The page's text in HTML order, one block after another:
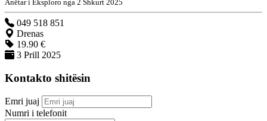
Anëtar i Eksploro nga 2 Shkurt 2025
049 518 851
Drenas
19.90 €
3 Prill 2025
Kontakto shitësin
Emri juaj
Numri i telefonit